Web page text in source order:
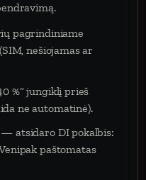
pagrindiniame
nešiojamas ar
%“ jungiklį prieš
ne automatinė).
— atsidaro DI pokalbis:
paštomatas